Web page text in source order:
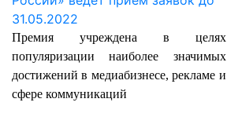
Премия учреждена в целях
популяризации наиболее значимых
достижений в медиабизнесе, рекламе и
сфере коммуникаций